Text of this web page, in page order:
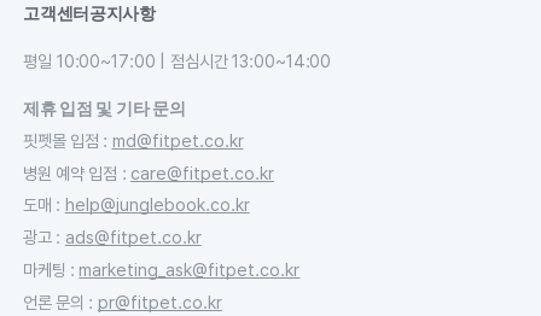
고객센터공지사항
평일 10:00~17:00 | 점심시간 13:00~14:00
제휴 입점 및 기타 문의
핏펫몰 입점 : md@fitpet.co.kr
병원 예약 입점 : care@fitpet.co.kr
도매 : help@junglebook.co.kr
광고: ads@fitpet.co.kr
마케팅 : marketing_ask@fitpet.co.kr
언론 문의 : pr@fitpet.co.kr